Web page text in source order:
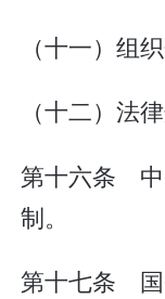
（十一）组
（十二）法
第十六条 中
制。
第十七条 国